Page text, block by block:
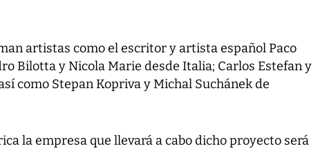
artistas como el escritor y artista español Paco
Bilotta y Nicola Marie desde Italia; Carlos Estefan y
como Stepan Kopriva y Michal Suchánek de
la empresa que llevará a cabo dicho proyecto será